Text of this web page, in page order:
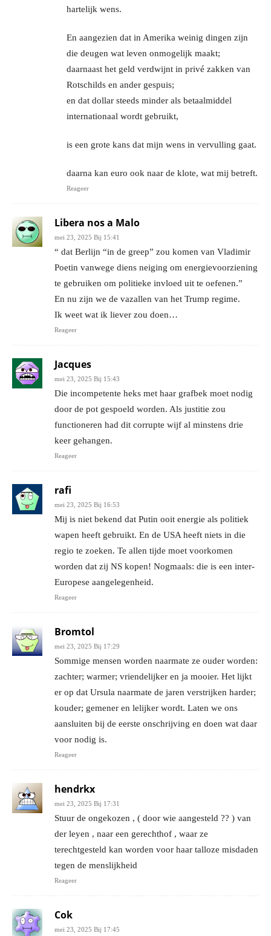
hartelijk wens.
En aangezien dat in Amerika weinig dingen zijn
die deugen wat leven onmogelijk maakt;
daarnaast het geld verdwijnt in privé zakken van
Rotschilds en ander gespuis;
en dat dollar steeds minder als betaalmiddel
internationaal wordt gebruikt,
is een grote kans dat mijn wens in vervulling gaat.
daarna kan euro ook naar de klote, wat mij betreft.
Reageer
Libera nos a Malo
mei 23, 2025 Bij 15:41
“ dat Berlijn “in de greep” zou komen van Vladimir
Poetin vanwege diens neiging om energievoorziening
te gebruiken om politieke invloed uit te oefenen.”
En nu zijn we de vazallen van het Trump regime.
Ik weet wat ik liever zou doen…
Reageer
Jacques
mei 23, 2025 Bij 15:43
Die incompetente heks met haar grafbek moet nodig
door de pot gespoeld worden. Als justitie zou
functioneren had dit corrupte wijf al minstens drie
keer gehangen.
Reageer
rafi
mei 23, 2025 Bij 16:53
Mij is niet bekend dat Putin ooit energie als politiek
wapen heeft gebruikt. En de USA heeft niets in die
regio te zoeken. Te allen tijde moet voorkomen
worden dat zij NS kopen! Nogmaals: die is een inter-
Europese aangelegenheid.
Reageer
Bromtol
mei 23, 2025 Bij 17:29
Sommige mensen worden naarmate ze ouder worden:
zachter; warmer; vriendelijker en ja mooier. Het lijkt
er op dat Ursula naarmate de jaren verstrijken harder;
kouder; gemener en lelijker wordt. Laten we ons
aansluiten bij de eerste onschrijving en doen wat daar
voor nodig is.
Reageer
hendrkx
mei 23, 2025 Bij 17:31
Stuur de ongekozen , ( door wie aangesteld ?? ) van
der leyen , naar een gerechthof , waar ze
terechtgesteld kan worden voor haar talloze misdaden
tegen de menslijkheid
Reageer
Cok
mei 23, 2025 Bij 17:45